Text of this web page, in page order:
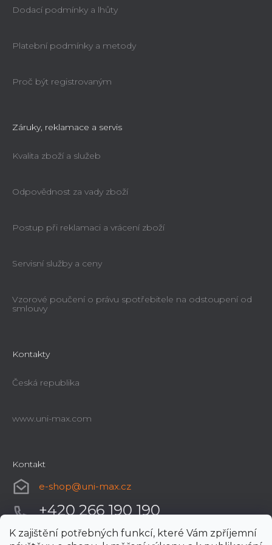
K zajištění potřebných funkcí, které Vám zpříjemní
Dodací podmínky a lhůty
Platební podmínky a metody
Proč být registrovaným
Záruky, reklamace a servis
Kvalita zboží a služeb
Odpovědnost za vady zboží
Postup při reklamaci a vrácení zboží
Servisní služby a ceny
Vzorové poučení o právu spotřebitele na odstoupení od
smlouvy
Kontakty
Česká republika
www.uni-max.com
Kontakt
e-shop@uni-max.cz
+420 266 190 190